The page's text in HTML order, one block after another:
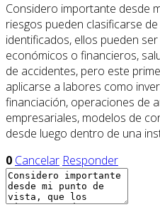
Considero importante desde
riesgos pueden clasificarse
identificados, ellos pueden
económicos o financieros,
de accidentes, pero este
aplicarse a labores como
financiación, operaciones de
empresariales, modelos de
desde luego dentro de una
0 Cancelar Responder